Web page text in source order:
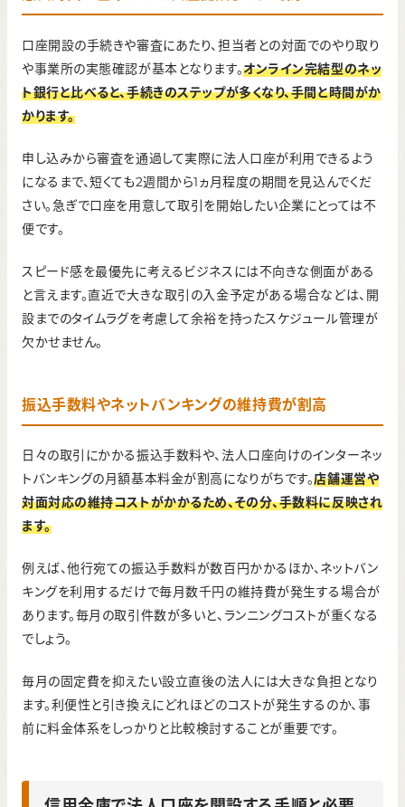
口座開設の手続きや審査にあたり、担当者との対面でのやり取り
や事業所の実態確認が基本となります。オンライン完結型のネッ
ト銀行と比べると、手続きのステップが多くなり、手間と時間がか
かります。
申し込みから審査を通過して実際に法人口座が利用できるよう
になるまで、短くても2週間から1ヵ月程度の期間を見込んでくだ
さい。急ぎで口座を用意して取引を開始したい企業にとっては不
便です。
スピード感を最優先に考えるビジネスには不向きな側面がある
と言えます。直近で大きな取引の入金予定がある場合などは、開
設までのタイムラグを考慮して余裕を持ったスケジュール管理が
欠かせません。
振込手数料やネットバンキングの維持費が割高
日々の取引にかかる振込手数料や、法人口座向けのインターネッ
トバンキングの月額基本料金が割高になりがちです。店舗運営や
対面対応の維持コストがかかるため、その分、手数料に反映され
ます。
例えば、他行宛ての振込手数料が数百円かかるほか、ネットバン
キングを利用するだけで毎月数千円の維持費が発生する場合が
あります。毎月の取引件数が多いと、ランニングコストが重くなる
でしょう。
毎月の固定費を抑えたい設立直後の法人には大きな負担となり
ます。利便性と引き換えにどれほどのコストが発生するのか、事
前に料金体系をしっかりと比較検討することが重要です。